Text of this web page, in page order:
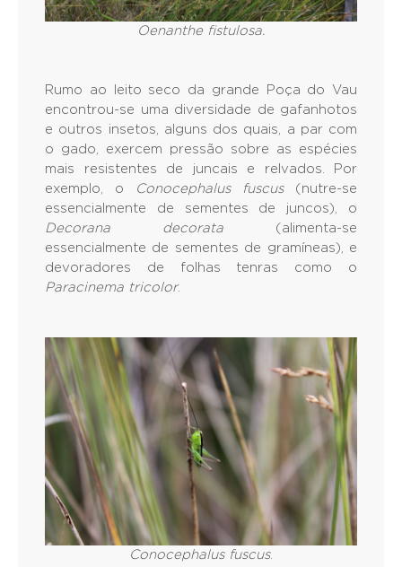
Oenanthe fistulosa.
Rumo ao leito seco da grande Poça do Vau
encontrou-se uma diversidade de gafanhotos
e outros insetos, alguns dos quais, a par com
o gado, exercem pressão sobre as espécies
mais resistentes de juncais e relvados. Por
exemplo, o
Conocephalus fuscus(nutre-se
essencialmente de sementes de juncos), o
Decorana decorata (alimenta-se
essencialmente de sementes de gramíneas), e
devoradores de folhas tenras como o
Paracinema tricolor.
Conocephalus fuscus.